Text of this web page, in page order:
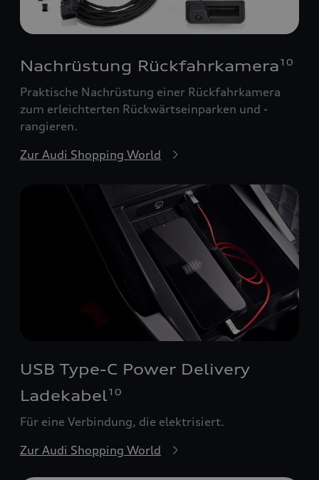
Nachrüstung Rückfahrkamera 10
Praktische Nachrüstung einer Rückfahrkamera
zum erleichterten Rückwärtseinparken und -
rangieren.
Zur Audi Shopping World
USB Type-C Power Delivery
Ladekabel10
Für eine Verbindung, die elektrisiert.
Zur Audi Shopping World